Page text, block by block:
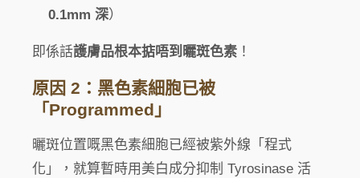
0.1mm 深）
即係話護膚品根本掂唔到曬斑色素 ！
原因 2：黑色素細胞已被
「Programmed」
曬斑位置嘅黑色素細胞已經被紫外線「程式
化」，就算暫時用美白成分抑制 Tyrosinase 活